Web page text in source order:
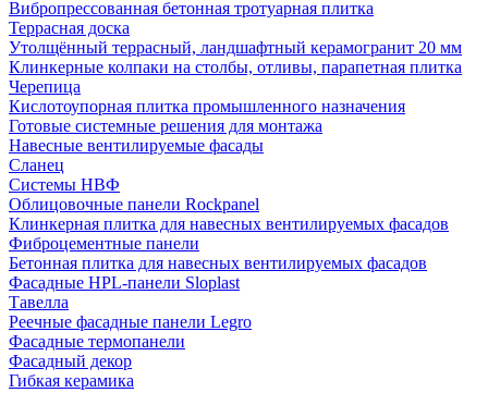
Вибропрессованная бетонная тротуарная плитка
Террасная доска
Утолщённый террасный, ландшафтный керамогранит 20 мм
Клинкерные колпаки на столбы, отливы, парапетная плитка
Черепица
Кислотоупорная плитка промышленного назначения
Готовые системные решения для монтажа
Навесные вентилируемые фасады
Сланец
Системы НВФ
Облицовочные панели Rockpanel
Клинкерная плитка для навесных вентилируемых фасадов
Фиброцементные панели
Бетонная плитка для навесных вентилируемых фасадов
Фасадные HPL-панели Sloplast
Тавелла
Реечные фасадные панели Legro
Фасадные термопанели
Фасадный декор
Гибкая керамика